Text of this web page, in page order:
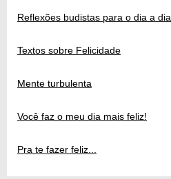
Reflexões budistas para o dia a dia
Textos sobre Felicidade
Mente turbulenta
Você faz o meu dia mais feliz!
Pra te fazer feliz...